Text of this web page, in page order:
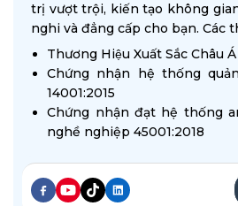
trị vượt trội, kiến tạo không
nghi và đẳng cấp cho bạn. Các
Thương Hiệu Xuất Sắc Châu
Chứng nhận hệ thống
14001:2015
Chứng nhận đạt hệ thống
nghề nghiệp 45001:2018